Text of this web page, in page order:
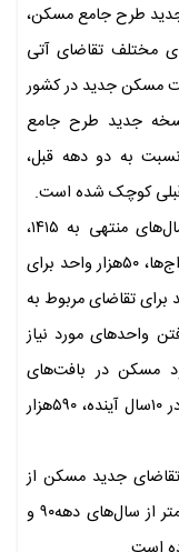
جدید طرح جامع مسکن،
مختلف تقاضای آتی
مسکن جدید در کشور
نسخه جدید طرح جامع
به دو دهه قبل،
کوچک شده است.
نتایج اولیه نیازسنجی نشان می‌دهد، طی سال‌های منتهی به ۱۴۱۵،
سالانه ۴۴۰هزار واحد مسکونی جدید برای ازدواج‌ها، ۵۰هزار واحد برای
و حدود ۱۰ تا ۲۰هزار واحد برای تقاضای مربوط به
واحدهای مورد نیاز
مسکن در بافت‌های
ناکارآمد شهری، متوسط نیاز به مسکن جدید در ۱۰سال آینده، ۵۹۰هزار
۱۴۰۴، سالانه متوسط ۴۹۶هزار تقاضای جدید مسکن از
محل ازدواج‌ها شکل گرفت که ۲۰۰هزار مورد کمتر از سال‌های دهه۹۰ و